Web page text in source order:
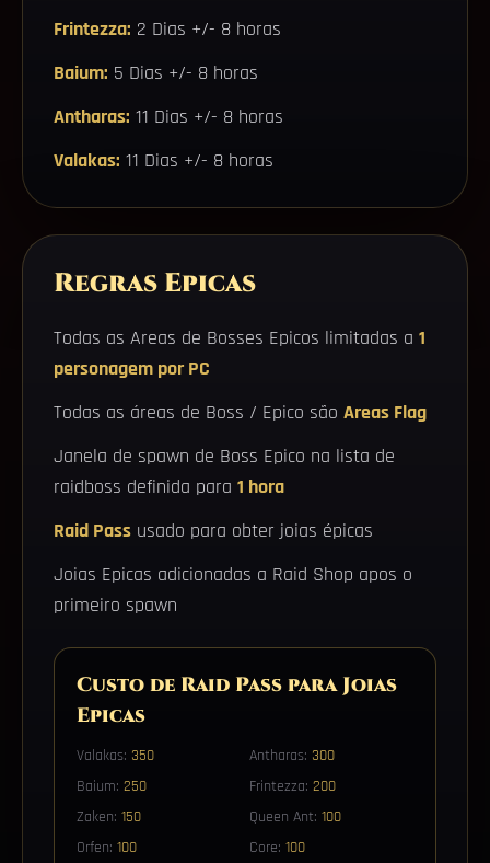
Frintezza: 2 Dias +/- 8 horas
Baium: 5 Dias +/- 8 horas
Antharas: 11 Dias +/- 8 horas
Valakas: 11 Dias +/- 8 horas
Regras Epicas
Todas as Areas de Bosses Epicos limitadas a 1
personagem por PC
Todas as áreas de Boss / Epico são Areas Flag
Janela de spawn de Boss Epico na lista de
raidboss definida para 1 hora
Raid Pass usado para obter joias épicas
Joias Epicas adicionadas a Raid Shop apos o
primeiro spawn
Custo de Raid Pass para Joias
Epicas
Valakas: 350 Antharas: 300
Baium: 250 Frintezza: 200
Zaken: 150 Queen Ant: 100
Orfen: 100 Core: 100